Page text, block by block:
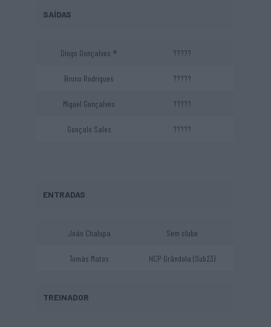
SAÍDAS
Diogo Gonçalves ® ?????
Bruno Rodrigues ?????
Miguel Gonçalves ?????
Gonçalo Sales ?????
ENTRADAS
João Chalupa Sem clube
Tomás Matos HCP Grândola (Sub23)
TREINADOR